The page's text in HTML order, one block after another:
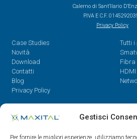
Gestisci
Per fornire le migliori esperienze, utilizziamo
Calerno di Sant’Ilario
P.IVA E C.F.
Privacy Policy
Case Studies
Novità
Download
Contatti
Blog
Privacy Policy
Tutti i
Fibra
HDMI
Contatti